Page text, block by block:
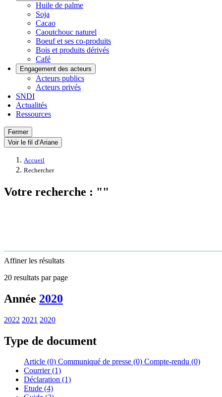
Huile de palme
Soja
Cacao
Caoutchouc naturel
Boeuf et ses co-produits
Bois et produits dérivés
Café
Engagement des acteurs
Acteurs publics
Acteurs privés
SNDI
Actualités
Ressources
Fermer
Voir le fil d’Ariane
Accueil
Rechercher
Votre recherche : ""
Affiner les résultats
20 resultats par page
Année 2020
2022 2021 2020
Type de document
Article (0) Communiqué de presse (0) Compte-rendu (0)
Courrier (1)
Déclaration (1)
Etude (4)